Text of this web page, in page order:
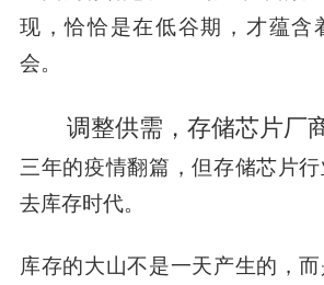
现，恰恰是在低谷期，才蕴含
会。
调整供需，存储芯片厂
三年的疫情翻篇，但存储芯片
去库存时代。
库存的大山不是一天产生的，